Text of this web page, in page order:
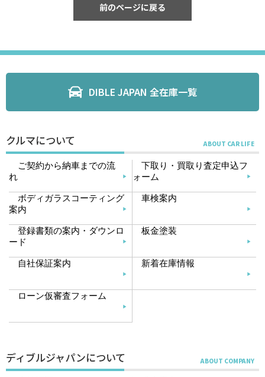
前のページに戻る
DIBLE JAPAN 全在庫一覧
クルマについて
ご契約から納車までの流
れ
下取り・買取り査定申込フ
ォーム
ボディガラスコーティング
案内
車検案内
登録書類の案内・ダウンロ
ード
板金塗装
自社保証案内 新着在庫情報
ローン仮審査フォーム
ディブルジャパンについて